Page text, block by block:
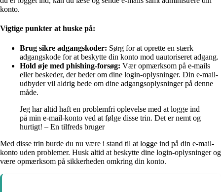
konto.
Vigtige punkter at huske på:
Brug sikre adgangskoder: Sørg for at oprette en stærk
adgangskode for at beskytte din konto mod uautoriseret adgang.
Hold øje med phishing-forsøg: Vær opmærksom på e-mails
eller beskeder, der beder om dine login-oplysninger. Din e-mail-
udbyder vil aldrig bede om dine adgangsoplysninger på denne
måde.
Jeg har altid haft en problemfri oplevelse med at logge ind
på min e-mail-konto ved at følge disse trin. Det er nemt og
hurtigt! – En tilfreds bruger
Med disse trin burde du nu være i stand til at logge ind på din e-mail-
konto uden problemer. Husk altid at beskytte dine login-oplysninger og
være opmærksom på sikkerheden omkring din konto.